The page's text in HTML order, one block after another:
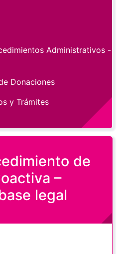
de
–
legal
Administrativos -
Donaciones
y Trámites